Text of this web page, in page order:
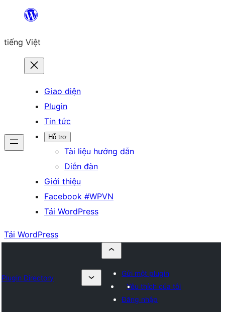
Chuyển
phần
tiếng Việt
Giao diện
Plugin
Tin tức
Hỗ trợ
Tài liệu hướng dẫn
Diễn đàn
Giới thiệu
Facebook #WPVN
Tải WordPress
Tải WordPress
Plugin Directory
Gửi một plugin
Yêu thích của tôi
Đăng nhập